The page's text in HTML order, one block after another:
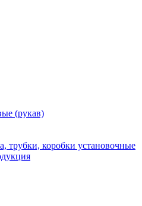
(рукав)
трубки, коробки установочные